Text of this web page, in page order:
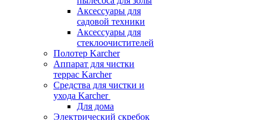
Аксессуары для
садовой техники
Аксессуары для
стеклоочистителей
Полотер Karcher
Аппарат для чистки
террас Karcher
Средства для чистки и
ухода Karcher
Для дома
Электрический скребок